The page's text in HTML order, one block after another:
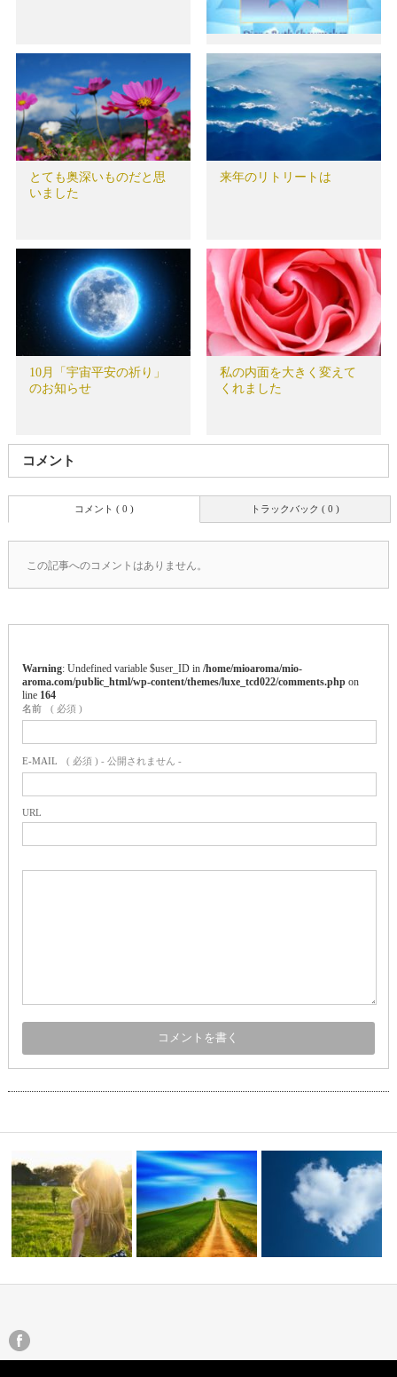
個人セッション＆セミナ
ー…
とても奥深いものだと思
いました
来年のリトリートは
10月「宇宙平安の祈り」
のお知らせ
私の内面を大きく変えて
くれました
コメント
トラックバック ( 0 )
コメント ( 0 )
この記事へのコメントはありません。
Warning : Undefined variable $user_ID in /home/mioaroma/mio-
aroma.com/public_html/wp-content/themes/luxe_tcd022/comments.phpon
line 164
名前 ( 必須 )
E-MAIL ( 必須 ) - 公開されません -
URL
違い